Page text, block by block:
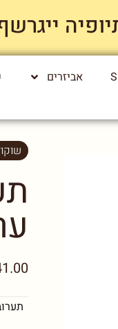
ייגרשף
אביזרים
₪137.00